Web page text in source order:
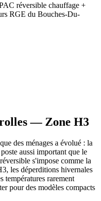
réversible chauffage +
RGE du Bouches-Du-
— Zone H3
des ménages a évolué : la
aussi important que le
s'impose comme la
les déperditions hivernales
températures rarement
pour des modèles compacts